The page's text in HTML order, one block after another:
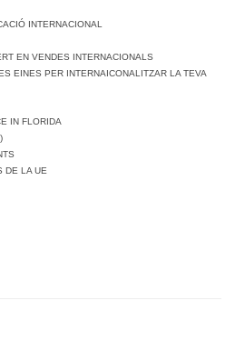
INTERNACIONAL
EN VENDES INTERNACIONALS
EINES PER INTERNAICONALITZAR LA TEVA
IN FLORIDA
DE LA UE